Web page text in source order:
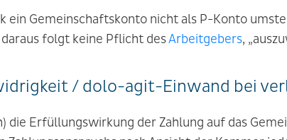
ein Gemeinschaftskonto nicht als P-Konto
folgt keine Pflicht desArbeitgebers,
/ dolo-agit-Einwand bei
die Erfüllungswirkung der Zahlung auf das